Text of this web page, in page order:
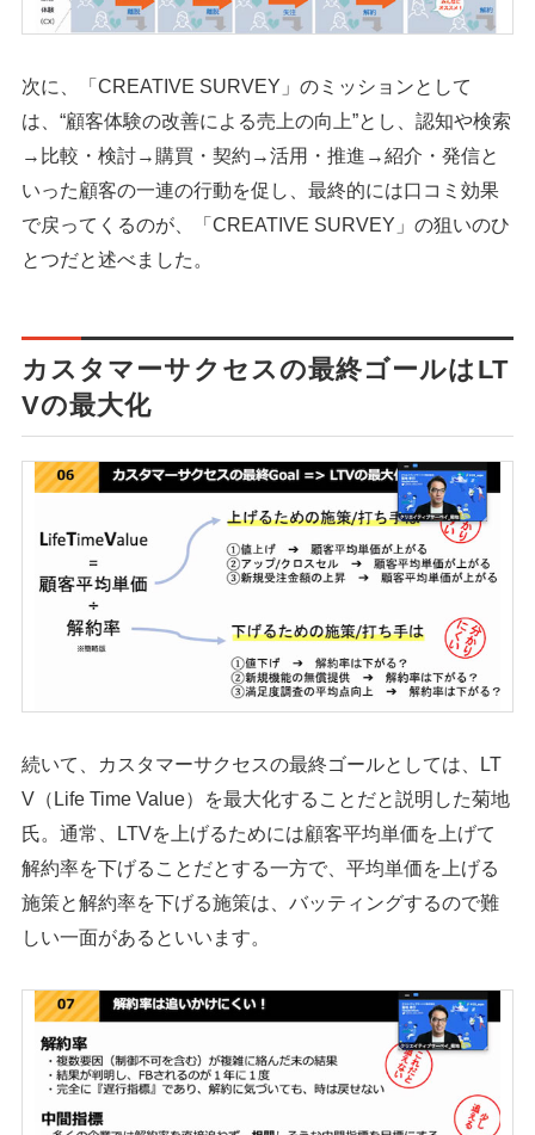
次に、「CREATIVE SURVEY」のミッションとして
は、“顧客体験の改善による売上の向上”とし、認知や検索
→比較・検討→購買・契約→活用・推進→紹介・発信と
いった顧客の一連の行動を促し、最終的には口コミ効果
で戻ってくるのが、「CREATIVE SURVEY」の狙いのひ
とつだと述べました。
カスタマーサクセスの最終ゴールはLT
Vの最大化
続いて、カスタマーサクセスの最終ゴールとしては、LT
V（Life Time Value）を最大化することだと説明した菊地
氏。通常、LTVを上げるためには顧客平均単価を上げて
解約率を下げることだとする一方で、平均単価を上げる
施策と解約率を下げる施策は、バッティングするので難
しい一面があるといいます。